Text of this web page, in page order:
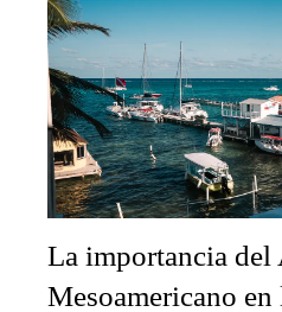
La importancia del
Mesoamericano